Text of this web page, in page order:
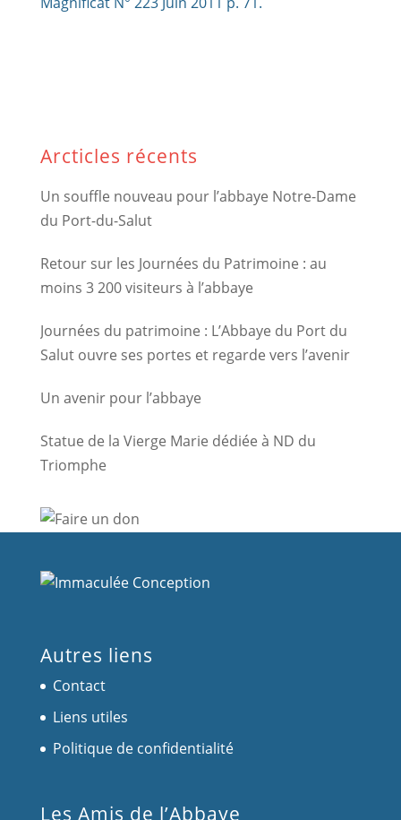
Arcticles récents
Un souffle nouveau pour l’abbaye Notre-Dame
du Port-du-Salut
Retour sur les Journées du Patrimoine : au
moins 3 200 visiteurs à l’abbaye
Journées du patrimoine : L’Abbaye du Port du
Salut ouvre ses portes et regarde vers l’avenir
Un avenir pour l’abbaye
Statue de la Vierge Marie dédiée à ND du
Triomphe
Autres liens
Contact
Liens utiles
Politique de confidentialité
Les Amis de l’Abbaye